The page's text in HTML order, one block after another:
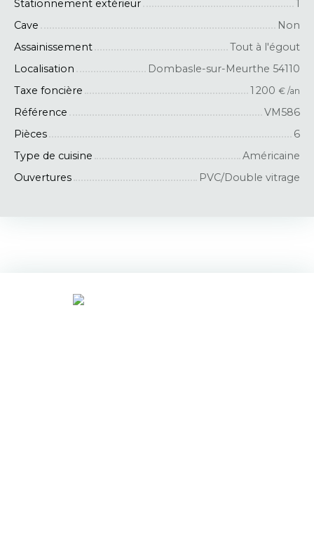
Stationnement extérieur
1
Cave
Non
Assainissement
Tout à l'égout
Localisation
Dombasle-sur-Meurthe 54110
Taxe foncière
1 200 € /an
Référence
VM586
Pièces
6
Type de cuisine
Américaine
Ouvertures
PVC/Double vitrage